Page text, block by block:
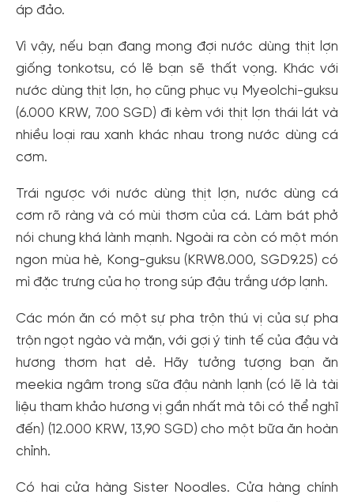
áp đảo.
Vì vậy, nếu bạn đang mong đợi nước dùng thịt lợn
giống tonkotsu, có lẽ bạn sẽ thất vọng. Khác với
nước dùng thịt lợn, họ cũng phục vụ Myeolchi-guksu
(6.000 KRW, 7.00 SGD) đi kèm với thịt lợn thái lát và
nhiều loại rau xanh khác nhau trong nước dùng cá
cơm.
Trái ngược với nước dùng thịt lợn, nước dùng cá
cơm rõ ràng và có mùi thơm của cá. Làm bát phở
nói chung khá lành mạnh. Ngoài ra còn có một món
ngon mùa hè, Kong-guksu (KRW8.000, SGD9.25) có
mì đặc trưng của họ trong súp đậu trắng ướp lạnh.
Các món ăn có một sự pha trộn thú vị của sự pha
trộn ngọt ngào và mặn, với gợi ý tinh tế của đậu và
hương thơm hạt dẻ. Hãy tưởng tượng bạn ăn
meekia ngâm trong sữa đậu nành lạnh (có lẽ là tài
liệu tham khảo hương vị gần nhất mà tôi có thể nghĩ
đến) (12.000 KRW, 13,90 SGD) cho một bữa ăn hoàn
chỉnh.
Có hai cửa hàng Sister Noodles. Cửa hàng chính
đãi!
Tạo tài khoản để có thểnhận ngay các ưu đãihấp dẫn
dành cho thành viên đến từ các đối tác của Gody.vn dành
cho cộng đồng.
Đăng ký
Đăng nhập Facebook
Đăng nhập Google